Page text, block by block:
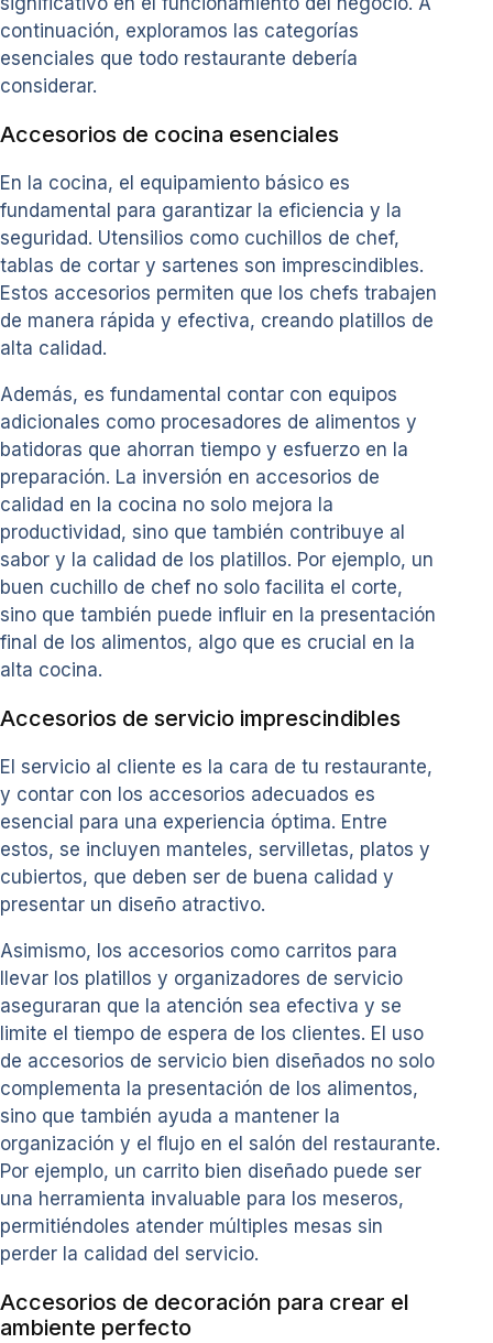
continuación, exploramos las categorías
esenciales que todo restaurante debería
considerar.
Accesorios de cocina esenciales
En la cocina, el equipamiento básico es
fundamental para garantizar la eficiencia y la
seguridad. Utensilios como cuchillos de chef,
tablas de cortar y sartenes son imprescindibles.
Estos accesorios permiten que los chefs trabajen
de manera rápida y efectiva, creando platillos de
alta calidad.
Además, es fundamental contar con equipos
adicionales como procesadores de alimentos y
batidoras que ahorran tiempo y esfuerzo en la
preparación. La inversión en accesorios de
calidad en la cocina no solo mejora la
productividad, sino que también contribuye al
sabor y la calidad de los platillos. Por ejemplo, un
buen cuchillo de chef no solo facilita el corte,
sino que también puede influir en la presentación
final de los alimentos, algo que es crucial en la
alta cocina.
Accesorios de servicio imprescindibles
El servicio al cliente es la cara de tu restaurante,
y contar con los accesorios adecuados es
esencial para una experiencia óptima. Entre
estos, se incluyen manteles, servilletas, platos y
cubiertos, que deben ser de buena calidad y
presentar un diseño atractivo.
Asimismo, los accesorios como carritos para
llevar los platillos y organizadores de servicio
aseguraran que la atención sea efectiva y se
limite el tiempo de espera de los clientes. El uso
de accesorios de servicio bien diseñados no solo
complementa la presentación de los alimentos,
sino que también ayuda a mantener la
organización y el flujo en el salón del restaurante.
Por ejemplo, un carrito bien diseñado puede ser
una herramienta invaluable para los meseros,
permitiéndoles atender múltiples mesas sin
perder la calidad del servicio.
Accesorios de decoración para crear el
ambiente perfecto